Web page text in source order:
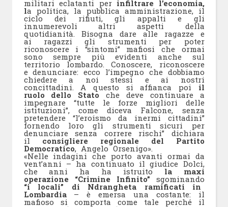
militari eclatanti per infiltrare l’economia,
la politica, la pubblica amministrazione, il
ciclo dei rifiuti, gli appalti e gli
innumerevoli altri aspetti della
quotidianità. Bisogna dare alle ragazze e
ai ragazzi gli strumenti per poter
riconoscere i “sintomi” mafiosi che ormai
sono sempre più evidenti anche sul
territorio lombardo. Conoscere, riconoscere
e denunciare: ecco l’impegno che dobbiamo
chiedere a noi stessi e ai nostri
concittadini. A questo si affianca poi il
ruolo dello Stato che deve continuare a
impegnare “tutte le forze migliori delle
istituzioni”, come diceva Falcone, senza
pretendere “l’eroismo da inermi cittadini”
fornendo loro gli strumenti sicuri per
denunciare senza correre rischi” dichiara
il consigliere regionale del Partito
Democratico, Angelo Orsenigo».
«Nelle indagini che porto avanti ormai da
vent’anni – ha continuato il giudice Dolci,
che anni ha ha istruito la maxi
operazione “Crimine Infinito” sgominando
“i locali” di Ndrangheta ramificati in
Lombardia– è emersa una costante: il
mafioso si comporta come tale perché il